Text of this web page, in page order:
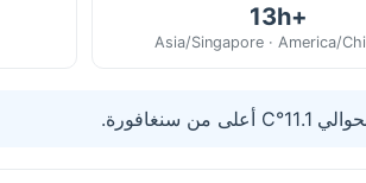
+13h
Asia/Singapore · America/